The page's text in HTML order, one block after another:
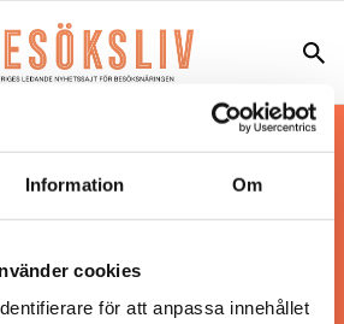
Information Om
cookies
för att anpassa innehållet
landets mest uppdaterade
inom besöksnäringen.
form är ett affärsmagasin
ges ut avVisita